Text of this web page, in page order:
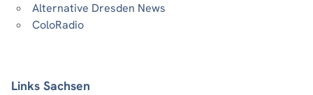
Alternative Dresden News
ColoRadio
Links Sachsen